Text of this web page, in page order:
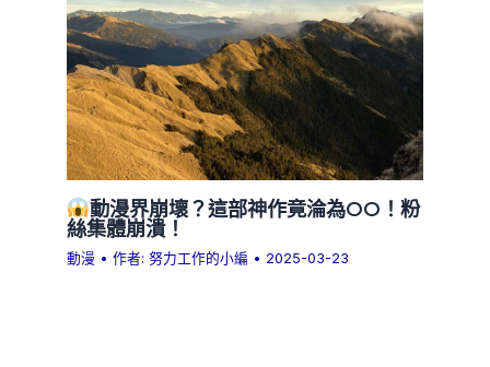
動漫界崩壞？這部神作竟淪為OO！粉
絲集體崩潰！
動漫 • 作者:努力工作的小編 • 2025-03-23